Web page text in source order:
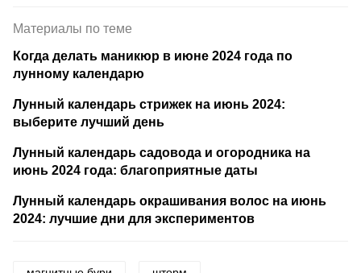
Материалы по теме
Когда делать маникюр в июне 2024 года по
лунному календарю
Лунный календарь стрижек на июнь 2024:
выберите лучший день
Лунный календарь садовода и огородника на
июнь 2024 года: благоприятные даты
Лунный календарь окрашивания волос на июнь
2024: лучшие дни для экспериментов